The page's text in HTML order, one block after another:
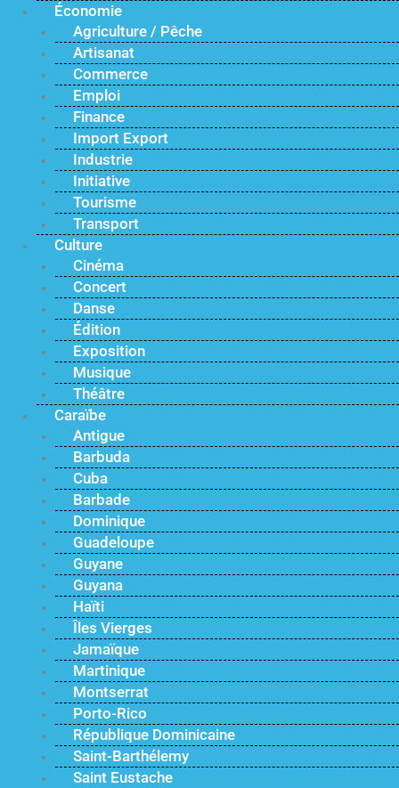
Économie
Agriculture / Pêche
Artisanat
Commerce
Emploi
Finance
Import Export
Industrie
Initiative
Tourisme
Transport
Culture
Cinéma
Concert
Danse
Édition
Exposition
Musique
Théâtre
Caraïbe
Antigue
Barbuda
Cuba
Barbade
Dominique
Guadeloupe
Guyane
Guyana
Haïti
Îles Vierges
Jamaïque
Martinique
Montserrat
Porto-Rico
République Dominicaine
Saint-Barthélemy
Saint Eustache